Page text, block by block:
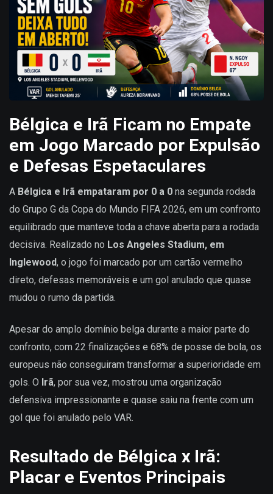
Bélgica e Irã Ficam no Empate
em Jogo Marcado por Expulsão
e Defesas Espetaculares
A Bélgica e Irã empataram por 0 a 0 na segunda rodada
do Grupo G da Copa do Mundo FIFA 2026, em um confronto
equilibrado que manteve toda a chave aberta para a rodada
decisiva. Realizado no Los Angeles Stadium, em
Inglewood, o jogo foi marcado por um cartão vermelho
direto, defesas memoráveis e um gol anulado que quase
mudou o rumo da partida.
Apesar do amplo domínio belga durante a maior parte do
confronto, com 22 finalizações e 68% de posse de bola, os
europeus não conseguiram transformar a superioridade em
gols. O Irã, por sua vez, mostrou uma organização
defensiva impressionante e quase saiu na frente com um
gol que foi anulado pelo VAR.
Resultado de Bélgica x Irã:
Placar e Eventos Principais